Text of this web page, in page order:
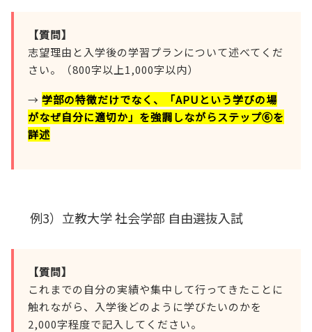
【質問】
志望理由と入学後の学習プランについて述べてくだ
さい。（800字以上1,000字以内）
→ 学部の特徴だけでなく、「APUという学びの場
がなぜ自分に適切か」を強調しながらステップ⑥を
詳述
例3）立教大学 社会学部 自由選抜入試
【質問】
これまでの自分の実績や集中して行ってきたことに
触れながら、入学後どのように学びたいのかを
2,000字程度で記入してください。